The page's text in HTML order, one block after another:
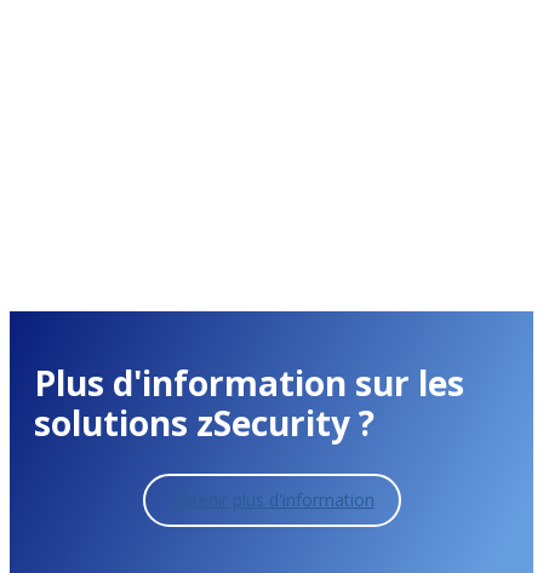
Plus d'information sur les
solutions zSecurity ?
Obtenir plus d'information